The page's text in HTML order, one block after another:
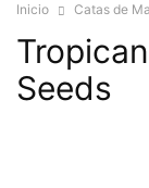
Inicio Catas de
Seeds